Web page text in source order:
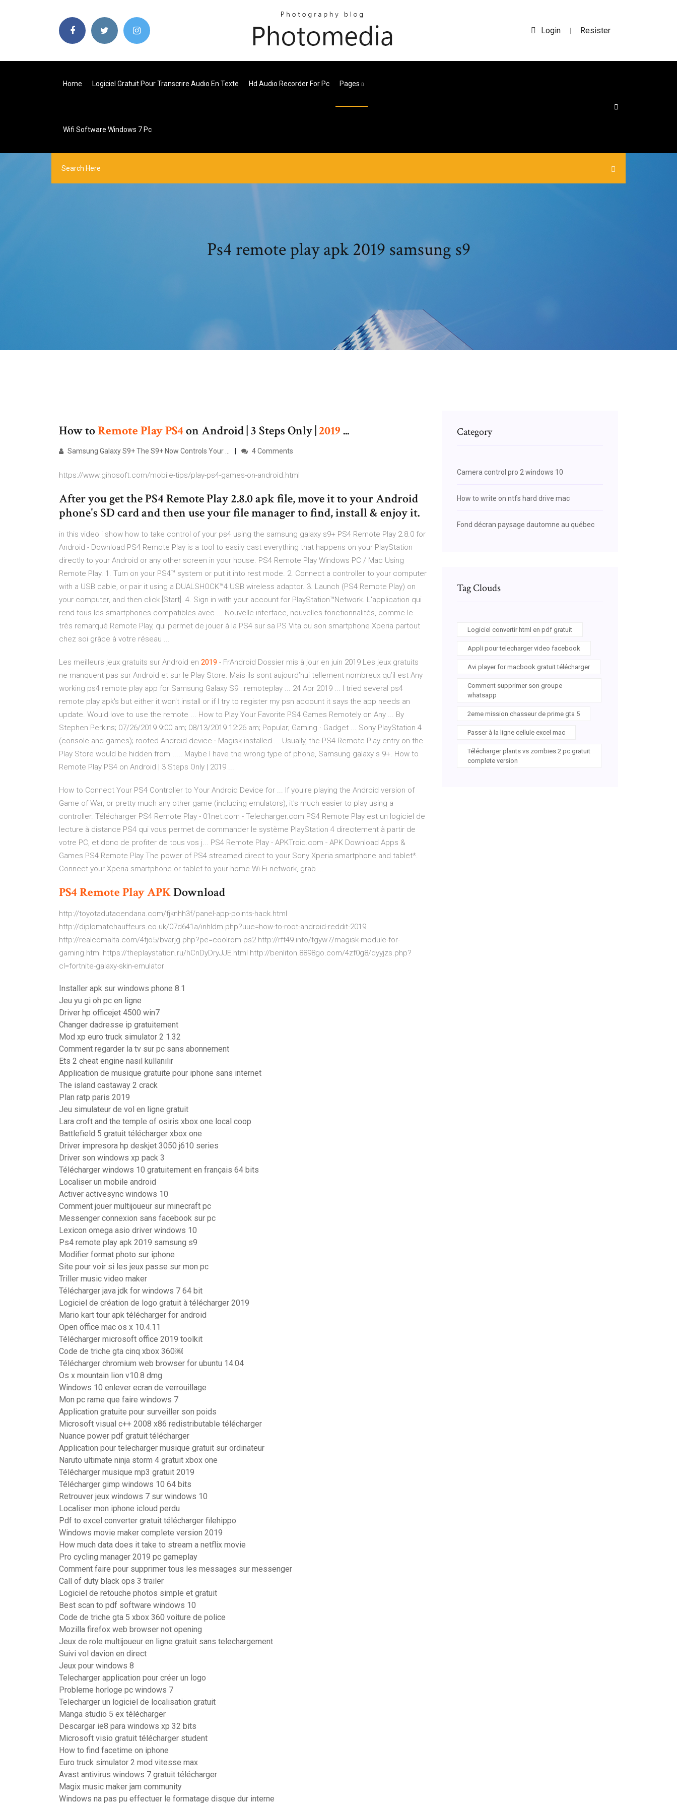
Login | Resister
Home Logiciel Gratuit Pour Transcrire Audio En Texte Hd Audio Recorder For Pc Pages
Wifi Software Windows 7 Pc
Ps4 remote play apk 2019 samsung s9
How toRemotePlayPS4on Android | 3 Steps Only |2019...
Samsung Galaxy S9+ The S9+ Now Controls Your … 4 Comments
https://www.gihosoft.com/mobile-tips/play-ps4-games-on-android.html
After you get the PS4 Remote Play 2.8.0 apk file, move it to your Android
phone's SD card and then use your file manager to find, install & enjoy it.
in this video i show how to take control of your ps4 using the samsung galaxy s9+ PS4 Remote Play 2.8.0 for
Android - Download PS4 Remote Play is a tool to easily cast everything that happens on your PlayStation
directly to your Android or any other screen in your house. PS4 Remote Play Windows PC / Mac Using
Remote Play. 1. Turn on your PS4™ system or put it into rest mode. 2. Connect a controller to your computer
with a USB cable, or pair it using a DUALSHOCK™4 USB wireless adaptor. 3. Launch (PS4 Remote Play) on
your computer, and then click [Start]. 4. Sign in with your account for PlayStation™Network. L'application qui
rend tous les smartphones compatibles avec ... Nouvelle interface, nouvelles fonctionnalités, comme le
très remarqué Remote Play, qui permet de jouer à la PS4 sur sa PS Vita ou son smartphone Xperia partout
chez soi grâce à votre réseau ...
Les meilleurs jeux gratuits sur Android en 2019 - FrAndroid Dossier mis à jour en juin 2019 Les jeux gratuits
ne manquent pas sur Android et sur le Play Store. Mais ils sont aujourd’hui tellement nombreux qu’il est Any
working ps4 remote play app for Samsung Galaxy S9 : remoteplay ... 24 Apr 2019 ... I tried several ps4
remote play apk's but either it won't install or if I try to register my psn account it says the app needs an
update. Would love to use the remote ... How to Play Your Favorite PS4 Games Remotely on Any ... By
Stephen Perkins; 07/26/2019 9:00 am; 08/13/2019 12:26 am; Popular; Gaming · Gadget ... Sony PlayStation 4
(console and games); rooted Android device · Magisk installed ... Usually, the PS4 Remote Play entry on the
Play Store would be hidden from ..... Maybe I have the wrong type of phone, Samsung galaxy s 9+. How to
Remote Play PS4 on Android | 3 Steps Only | 2019 ...
How to Connect Your PS4 Controller to Your Android Device for ... If you're playing the Android version of
Game of War, or pretty much any other game (including emulators), it's much easier to play using a
controller. Télécharger PS4 Remote Play - 01net.com - Telecharger.com PS4 Remote Play est un logiciel de
lecture à distance PS4 qui vous permet de commander le système PlayStation 4 directement à partir de
votre PC, et donc de profiter de tous vos j... PS4 Remote Play - APKTroid.com - APK Download Apps &
Games PS4 Remote Play The power of PS4 streamed direct to your Sony Xperia smartphone and tablet*.
Connect your Xperia smartphone or tablet to your home Wi-Fi network, grab ...
PS4RemotePlayAPKDownload
http://toyotadutacendana.com/fjknhh3f/panel-app-points-hack.html
http://diplomatchauffeurs.co.uk/07d641a/inhldm.php?uue=how-to-root-android-reddit-2019
http://realcomalta.com/4fjo5/bvarjg.php?pe=coolrom-ps2 http://rft49.info/tgyw7/magisk-module-for-
gaming.html https://theplaystation.ru/hCnDyDryJJE.html http://benliton.8898go.com/4zf0g8/dyyjzs.php?
cl=fortnite-galaxy-skin-emulator
Installer apk sur windows phone 8.1
Jeu yu gi oh pc en ligne
Driver hp officejet 4500 win7
Changer dadresse ip gratuitement
Mod xp euro truck simulator 2 1.32
Comment regarder la tv sur pc sans abonnement
Ets 2 cheat engine nasıl kullanılır
Application de musique gratuite pour iphone sans internet
The island castaway 2 crack
Plan ratp paris 2019
Jeu simulateur de vol en ligne gratuit
Lara croft and the temple of osiris xbox one local coop
Battlefield 5 gratuit télécharger xbox one
Driver impresora hp deskjet 3050 j610 series
Driver son windows xp pack 3
Télécharger windows 10 gratuitement en français 64 bits
Localiser un mobile android
Activer activesync windows 10
Comment jouer multijoueur sur minecraft pc
Messenger connexion sans facebook sur pc
Lexicon omega asio driver windows 10
Ps4 remote play apk 2019 samsung s9
Modifier format photo sur iphone
Site pour voir si les jeux passe sur mon pc
Triller music video maker
Télécharger java jdk for windows 7 64 bit
Logiciel de création de logo gratuit à télécharger 2019
Mario kart tour apk télécharger for android
Open office mac os x 10.4.11
Télécharger microsoft office 2019 toolkit
Code de triche gta cinq xbox 360￼
Télécharger chromium web browser for ubuntu 14.04
Os x mountain lion v10.8 dmg
Windows 10 enlever ecran de verrouillage
Mon pc rame que faire windows 7
Application gratuite pour surveiller son poids
Microsoft visual c++ 2008 x86 redistributable télécharger
Nuance power pdf gratuit télécharger
Application pour telecharger musique gratuit sur ordinateur
Naruto ultimate ninja storm 4 gratuit xbox one
Télécharger musique mp3 gratuit 2019
Télécharger gimp windows 10 64 bits
Retrouver jeux windows 7 sur windows 10
Localiser mon iphone icloud perdu
Pdf to excel converter gratuit télécharger filehippo
Windows movie maker complete version 2019
How much data does it take to stream a netflix movie
Pro cycling manager 2019 pc gameplay
Comment faire pour supprimer tous les messages sur messenger
Call of duty black ops 3 trailer
Logiciel de retouche photos simple et gratuit
Best scan to pdf software windows 10
Code de triche gta 5 xbox 360 voiture de police
Mozilla firefox web browser not opening
Jeux de role multijoueur en ligne gratuit sans telechargement
Suivi vol davion en direct
Jeux pour windows 8
Telecharger application pour créer un logo
Probleme horloge pc windows 7
Telecharger un logiciel de localisation gratuit
Manga studio 5 ex télécharger
Descargar ie8 para windows xp 32 bits
Microsoft visio gratuit télécharger student
How to find facetime on iphone
Euro truck simulator 2 mod vitesse max
Avast antivirus windows 7 gratuit télécharger
Magix music maker jam community
Windows na pas pu effectuer le formatage disque dur interne
Category
Camera control pro 2 windows 10
How to write on ntfs hard drive mac
Fond décran paysage dautomne au québec
Tag Clouds
Logiciel convertir html en pdf gratuit
Appli pour telecharger video facebook
Avi player for macbook gratuit télécharger
Comment supprimer son groupe
whatsapp
2eme mission chasseur de prime gta 5
Passer à la ligne cellule excel mac
Télécharger plants vs zombies 2 pc gratuit
complete version